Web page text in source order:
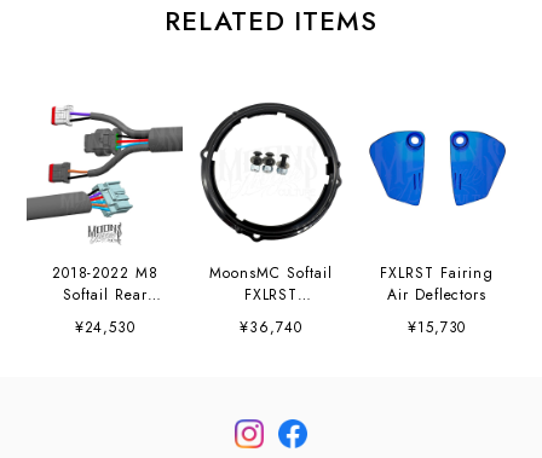
RELATED ITEMS
2018-2022 M8
Softail Rear
Fender Wire
Harness
¥24,530
MoonsMC Softail
FXLRST
Headlight
Bracket Kit
¥36,740
FXLRST Fairing
Air Deflectors
¥15,730